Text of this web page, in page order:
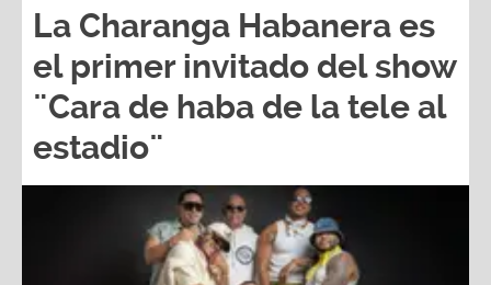
La Charanga Habanera es
el primer invitado del show
¨Cara de haba de la tele al
estadio¨